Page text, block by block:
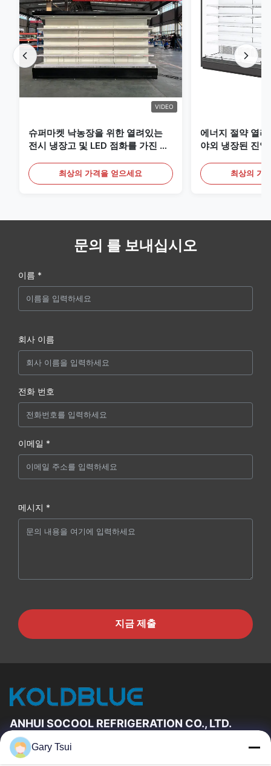
VIDEO
슈퍼마켓 낙농장을 위한 열려있는
전시 냉장고 및 LED 점화를 가진 음
최상의 가격을 얻으세요
에너지 절약 열
야외 냉장된 진열
최상의 가
문의 를 보내십시오
이름 *
회사 이름
전화 번호
이메일 *
메시지 *
지금 제출
ANHUI SOCOOL REFRIGERATION CO., LTD.
빠른 링크Gary Tsui